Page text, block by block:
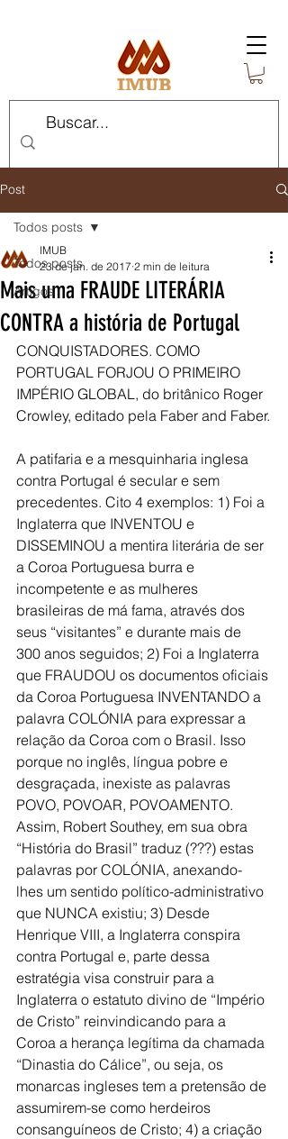
Post
Todos posts
Artigos
Todos posts
Mais uma FRAUDE LITERÁRIA
CONTRA a história de Portugal
IMUB
23 de jan. de 2017 2 min de leitura
CONQUISTADORES. COMO
PORTUGAL FORJOU O PRIMEIRO
IMPÉRIO GLOBAL, do britânico Roger
Crowley, editado pela Faber and Faber.
A patifaria e a mesquinharia inglesa
contra Portugal é secular e sem
precedentes. Cito 4 exemplos: 1) Foi a
Inglaterra que INVENTOU e
DISSEMINOU a mentira literária de ser
a Coroa Portuguesa burra e
incompetente e as mulheres
brasileiras de má fama, através dos
seus “visitantes” e durante mais de
300 anos seguidos; 2) Foi a Inglaterra
que FRAUDOU os documentos oficiais
da Coroa Portuguesa INVENTANDO a
palavra COLÓNIA para expressar a
relação da Coroa com o Brasil. Isso
porque no inglês, língua pobre e
desgraçada, inexiste as palavras
POVO, POVOAR, POVOAMENTO.
Assim, Robert Southey, em sua obra
“História do Brasil” traduz (???) estas
palavras por COLÓNIA, anexando-
lhes um sentido político-administrativo
que NUNCA existiu; 3) Desde
Henrique VIII, a Inglaterra conspira
contra Portugal e, parte dessa
estratégia visa construir para a
Inglaterra o estatuto divino de “Império
de Cristo” reinvindicando para a
Coroa a herança legítima da chamada
“Dinastia do Cálice”, ou seja, os
monarcas ingleses tem a pretensão de
assumirem-se como herdeiros
consanguíneos de Cristo; 4) a criação